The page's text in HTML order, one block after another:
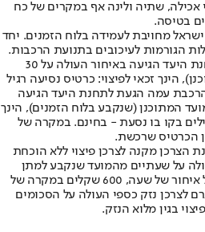
אכילה, שתיה ולינה אף במקרים של כח
בטיסה.
מחויבת לעמידה בלוח הזמנים. יחד
הגורמות לעיכובים בתנועת הרכבות.
במידה והרכבת עמה הגעת לתחנת היעד הגיעה באיחור העולה על 30
הינך זכאי לפיצוי: כרטיס נסיעה רגיל
עמה הגעת לתחנת היעד הגיעה
60 דקות מהמועד המתוכנן (שנקבע בלוח הזמנים), הינך
נסיעה רגילים בקו בו נסעת - בחינם. במקרה של
הכרטיס שרכשת.
הצרכן מקנה לצרכן פיצוי ללא הוכחת
על שעתיים מהמועד שנקבע למתן
השירות: 300 שקלים במקרה של איחור של שעה, 600 שקלים במקרה של
לצרכן נזק כספי העולה על הסכומים
בגין מלוא הנזק.